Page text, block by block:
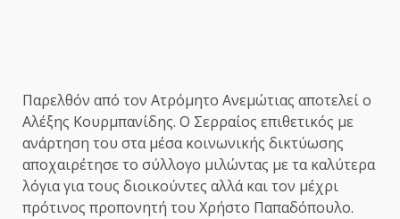
Παρελθόν από τον Ατρόμητο Ανεμώτιας αποτελεί ο
Αλέξης Κουρμπανίδης. Ο Σερραίος επιθετικός με
ανάρτηση του στα μέσα κοινωνικής δικτύωσης
αποχαιρέτησε το σύλλογο μιλώντας με τα καλύτερα
λόγια για τους διοικούντες αλλά και τον μέχρι
πρότινος προπονητή του Χρήστο Παπαδόπουλο.